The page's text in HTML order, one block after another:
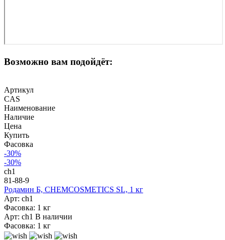
Возможно вам подойдёт:
Артикул
CAS
Наименование
Наличие
Цена
Купить
Фасовка
-30%
-30%
ch1
81-88-9
Родамин Б, CHEMCOSMETICS SL, 1 кг
Арт: ch1
Фасовка: 1 кг
Арт: ch1 В наличии
Фасовка: 1 кг